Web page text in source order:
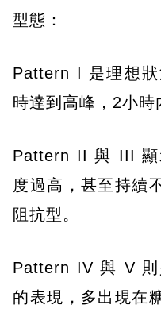
型態：
Pattern I 是理想
時達到高峰，2小時
Pattern II 與 III 顯
度過高，甚至持續
阻抗型。
Pattern IV 與 V
的表現，多出現在